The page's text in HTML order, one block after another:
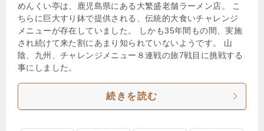
めんくい亭は、鹿児島県にある大繁盛老舗ラーメン店。 こ
ちらに巨大すり鉢で提供される、伝統的大食いチャレンジ
メニューが存在していました。 しかも35年間もの間、実施
され続けて来た割にあまり知られていないようです。 山
陰、九州、チャレンジメニュー８連戦の旅7戦目に挑戦する
事にしました。
続きを読む